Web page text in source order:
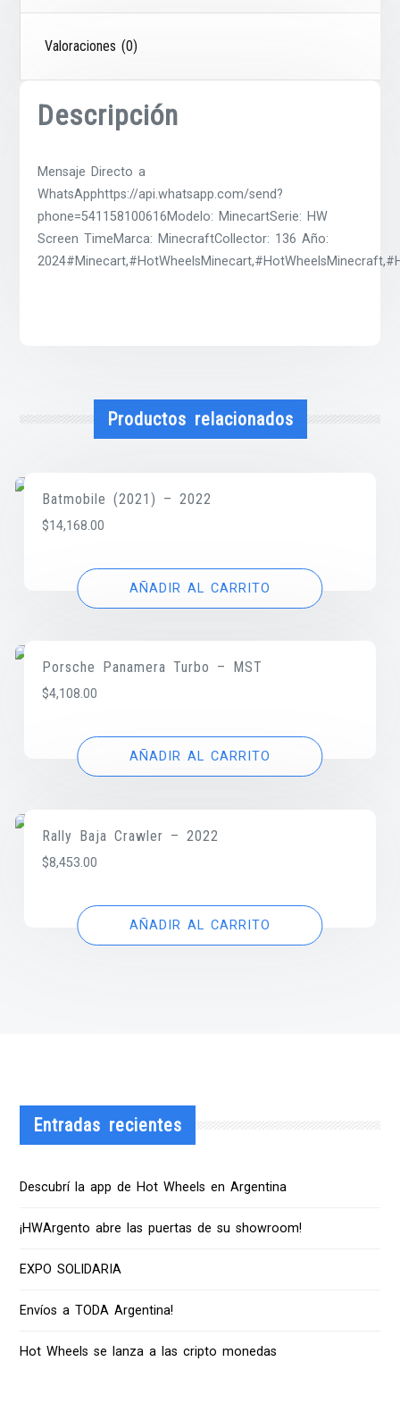
Valoraciones (0)
Descripción
Mensaje Directo a
WhatsApphttps://api.whatsapp.com/send?
phone=541158100616Modelo: MinecartSerie: HW
Screen TimeMarca: MinecraftCollector: 136 Año:
Productos relacionados
Batmobile (2021) – 2022
$14,168.00
AÑADIR AL CARRITO
Porsche Panamera Turbo – MST
$4,108.00
AÑADIR AL CARRITO
Rally Baja Crawler – 2022
$8,453.00
AÑADIR AL CARRITO
Entradas recientes
Descubrí la app de Hot Wheels en Argentina
¡HWArgento abre las puertas de su showroom!
EXPO SOLIDARIA
Envíos a TODA Argentina!
Hot Wheels se lanza a las cripto monedas